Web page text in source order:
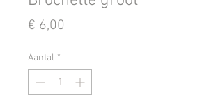
€ 6,00
Aantal *